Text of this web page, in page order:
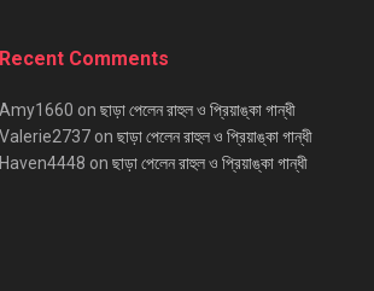
Recent Comments
Amy1660 on ছাড়া পেলেন রাহুল ও প্রিয়াঙ্কা গান্ধী
Valerie2737 on ছাড়া পেলেন রাহুল ও প্রিয়াঙ্কা গান্ধী
Haven4448 on ছাড়া পেলেন রাহুল ও প্রিয়াঙ্কা গান্ধী